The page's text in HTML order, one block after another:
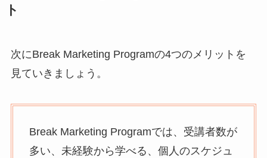
ト
次にBreak Marketing Programの4つのメリットを
見ていきましょう。
Break Marketing Programでは、受講者数が
多い、未経験から学べる、個人のスケジュ